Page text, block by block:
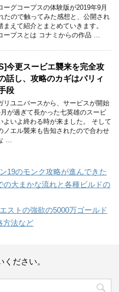
ーグコープスの体験版が2019年9月
たので触ってみた感想と、公開され
まえて紹介とまとめていきます。
ープスとは コナミからの作品 …
今更スービエ襲来を完全攻
話し、攻略のカギはパリィ
段
リユニバースから、サービスが開始
が過ぎて長かった七英雄のスービ
よいよ終わる時が来ました。 そして
ノエル襲来も告知されたので合わせ
…
19のモンク攻略が進んできた
の大まかな流れと各種ビルドの
ストの強欲の5000万ゴールド
方法など
ださい。